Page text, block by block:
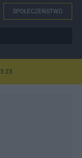
SPOŁECZEŃSTWO